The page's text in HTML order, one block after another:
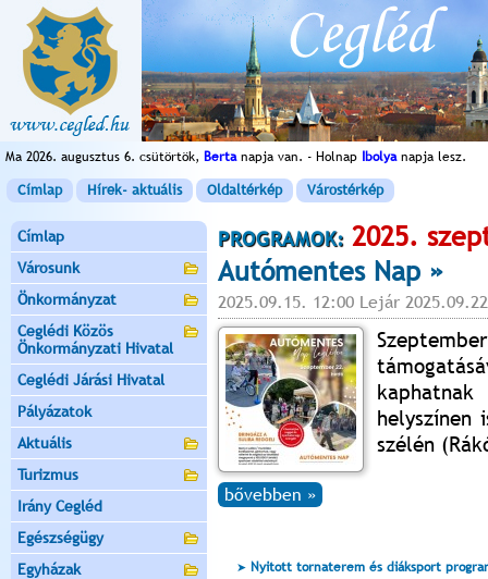
Ma 2026. augusztus 6. csütörtök, Bertanapja van. - Holnap Ibolyanapja lesz.
Címlap Hírek- aktuális Oldaltérkép Várostérkép
Címlap
Városunk
Önkormányzat
Ceglédi Közös
Önkormányzati Hivatal
Ceglédi Járási Hivatal
Pályázatok
Aktuális
Turizmus
Irány Cegléd
Egészségügy
Egyházak
PROGRAMOK: 2025.
Autómentes Nap »
2025.09.15. 12:00 Lejár
helyszínen
szélén
bővebben »
Nyitott tornaterem és diáksport